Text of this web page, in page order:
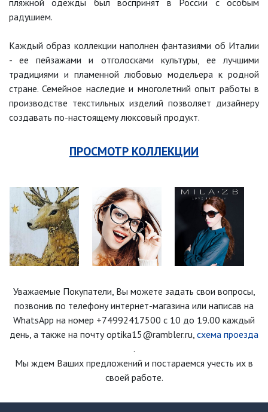
пляжной одежды был воспринят в России с особым
радушием.
Каждый образ коллекции наполнен фантазиями об Италии
- ее пейзажами и отголосками культуры, ее лучшими
традициями и пламенной любовью модельера к родной
стране. Семейное наследие и многолетний опыт работы в
производстве текстильных изделий позволяет дизайнеру
создавать по-настоящему люксовый продукт.
ПРОСМОТР КОЛЛЕКЦИИ
Уважаемые Покупатели, Вы можете задать свои вопросы,
позвонив по телефону интернет-магазина или написав на
WhatsApp на номер +74992417500 с 10 до 19.00 каждый
день, а также на почту optika15@rambler.ru, схема проезда
.
Мы ждем Ваших предложений и постараемся учесть их в
своей работе.